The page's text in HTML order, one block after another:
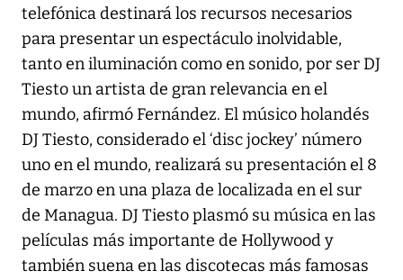
telefónica destinará los recursos necesarios
para presentar un espectáculo inolvidable,
tanto en iluminación como en sonido, por ser DJ
Tiesto un artista de gran relevancia en el
mundo, afirmó Fernández. El músico holandés
DJ Tiesto, considerado el ‘disc jockey’ número
uno en el mundo, realizará su presentación el 8
de marzo en una plaza de localizada en el sur
de Managua. DJ Tiesto plasmó su música en las
películas más importante de Hollywood y
también suena en las discotecas más famosas